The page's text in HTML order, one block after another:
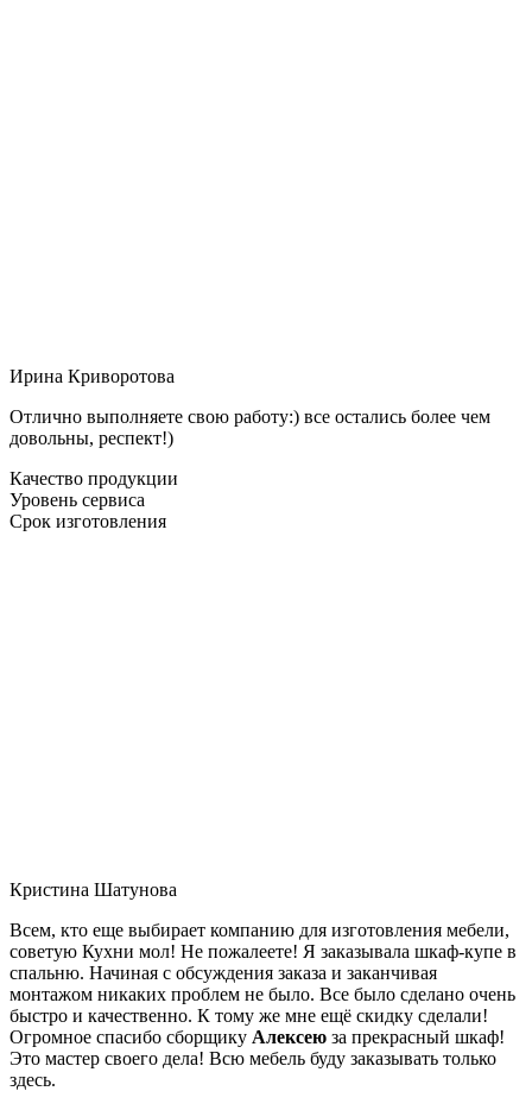
Ирина Криворотова
Отлично выполняете свою работу:) все остались более чем
довольны, респект!)
Качество продукции
Уровень сервиса
Срок изготовления
Кристина Шатунова
Всем, кто еще выбирает компанию для изготовления мебели,
советую Кухни мол! Не пожалеете! Я заказывала шкаф-купе в
спальню. Начиная с обсуждения заказа и заканчивая
монтажом никаких проблем не было. Все было сделано очень
быстро и качественно. К тому же мне ещё скидку сделали!
Огромное спасибо сборщику Алексею за прекрасный шкаф!
Это мастер своего дела! Всю мебель буду заказывать только
здесь.